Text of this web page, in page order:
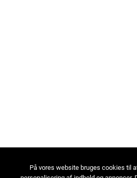
På vores website bruges cookies til